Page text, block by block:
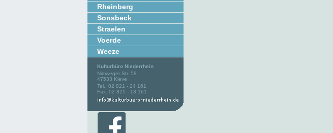
Rheinberg
Sonsbeck
Straelen
Voerde
Weeze
Kulturbüro Niederrhein
Nimweger Str. 58
47533 Kleve
Tel.: 02 821 - 24 161
Fax: 02 821 - 13 161